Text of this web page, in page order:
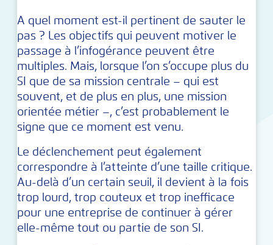
A quel moment est-il pertinent de sauter le
pas ? Les objectifs qui peuvent motiver le
passage à l’infogérance peuvent être
multiples. Mais, lorsque l’on s’occupe plus du
SI que de sa mission centrale – qui est
souvent, et de plus en plus, une mission
orientée métier –, c’est probablement le
signe que ce moment est venu.
Le déclenchement peut également
correspondre à l’atteinte d’une taille critique.
Au-delà d’un certain seuil, il devient à la fois
trop lourd, trop couteux et trop inefficace
pour une entreprise de continuer à gérer
elle-même tout ou partie de son SI.